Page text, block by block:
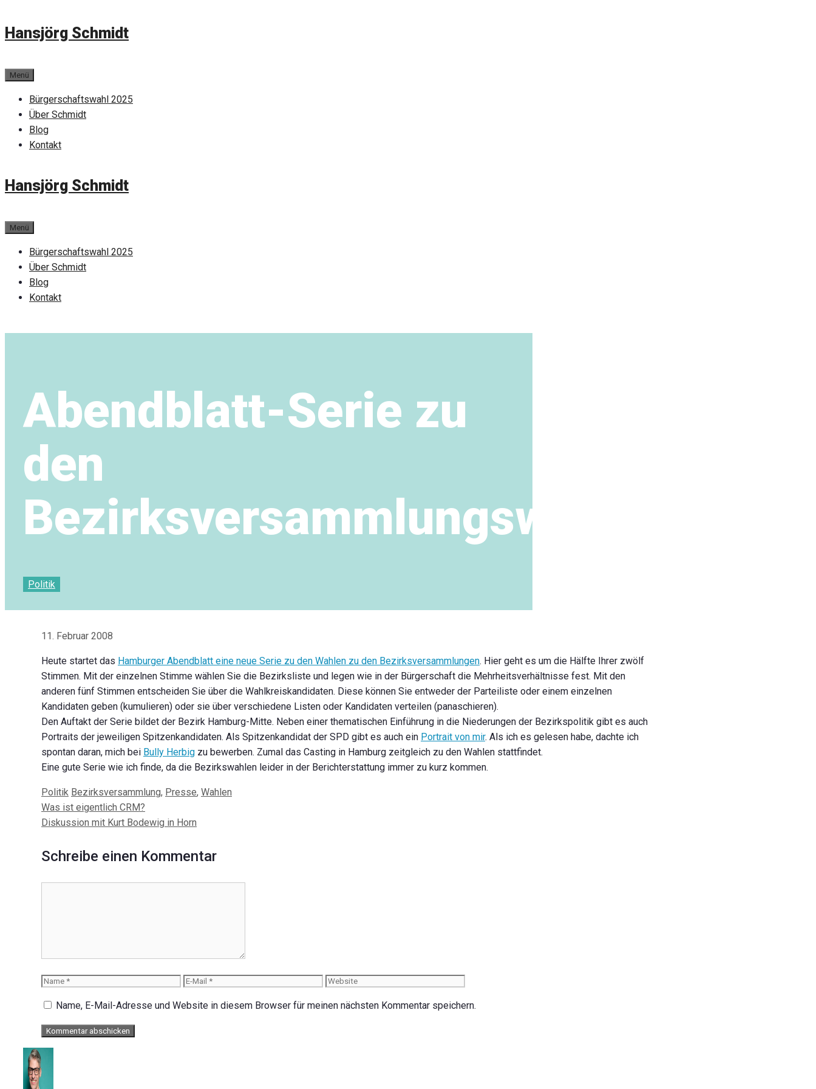
Inhalt
Hansjörg Schmidt
Menü
Bürgerschaftswahl 2025
Über Schmidt
Blog
Kontakt
Hansjörg Schmidt
Menü
Bürgerschaftswahl 2025
Über Schmidt
Blog
Kontakt
Abendblatt-Serie zu
den
Bezirksversammlungswahlen
Politik
11. Februar 2008
Heute startet das Hamburger Abendblatt eine neue Serie zu den Wahlen zu den Bezirksversammlungen. Hier geht es um die Hälfte Ihrer zwölf
Stimmen. Mit der einzelnen Stimme wählen Sie die Bezirksliste und legen wie in der Bürgerschaft die Mehrheitsverhältnisse fest. Mit den
anderen fünf Stimmen entscheiden Sie über die Wahlkreiskandidaten. Diese können Sie entweder der Parteiliste oder einem einzelnen
Kandidaten geben (kumulieren) oder sie über verschiedene Listen oder Kandidaten verteilen (panaschieren).
Den Auftakt der Serie bildet der Bezirk Hamburg-Mitte. Neben einer thematischen Einführung in die Niederungen der Bezirkspolitik gibt es auch
Portraits der jeweiligen Spitzenkandidaten. Als Spitzenkandidat der SPD gibt es auch ein Portrait von mir. Als ich es gelesen habe, dachte ich
spontan daran, mich bei Bully Herbig zu bewerben. Zumal das Casting in Hamburg zeitgleich zu den Wahlen stattfindet.
Eine gute Serie wie ich finde, da die Bezirkswahlen leider in der Berichterstattung immer zu kurz kommen.
Kategorien
Politik Schlagwörter
Bezirksversammlung, Presse, Wahlen
Beitrags-
Navigation
Was ist eigentlich CRM?
Diskussion mit Kurt Bodewig in Horn
Schreibe einen Kommentar
Name
E-
Website
Name, E-Mail-Adresse und Website in diesem Browser für meinen nächsten Kommentar speichern.